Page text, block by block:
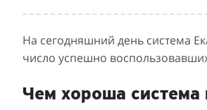
На сегодняшний день система
число успешно
Чем хороша